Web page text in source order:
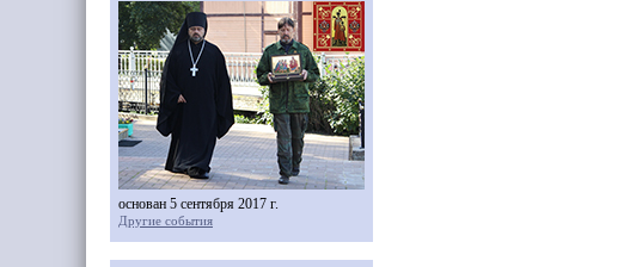
основан 5 сентября 2017 г.
Другие события